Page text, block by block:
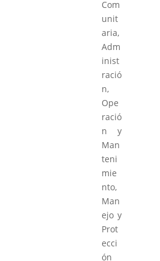
Com
unit
aria,
Adm
inist
ració
n,
Ope
ració
n y
Man
teni
mie
nto,
Man
ejo y
Prot
ecci
ón